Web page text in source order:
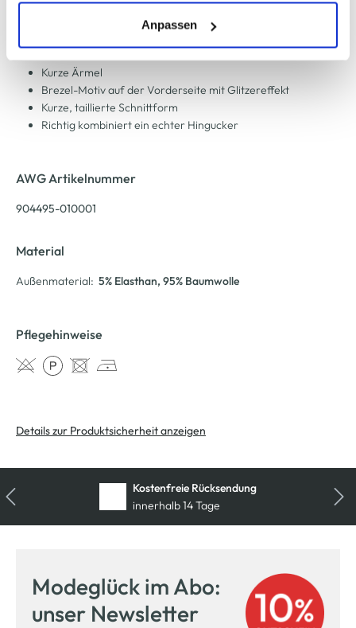
erlauben" bzw. "Alle erlauben" klicken. Mehr dazu
(einschließlich der Möglichkeit, die Einwilligungserklärung
zu ändern oder zu widerrufen) erfahren Sie in unserem
Cookie-Hinweisbzw. derDatenschutzerklärung.
Anpassen
Kurze Ärmel
Brezel-Motiv auf der Vorderseite mit Glitzereffekt
Kurze, taillierte Schnittform
Richtig kombiniert ein echter Hingucker
AWG Artikelnummer
904495-010001
Material
Außenmaterial: 5% Elasthan, 95% Baumwolle
Pflegehinweise
Details zur Produktsicherheit anzeigen
Kostenfreie Rücksendung
innerhalb 14 Tage
Modeglück im Abo:
unser Newsletter